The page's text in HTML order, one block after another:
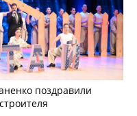
поздравили